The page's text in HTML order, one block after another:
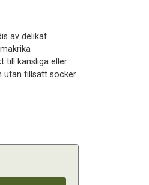
av delikat
till känsliga eller
utan tillsatt socker.